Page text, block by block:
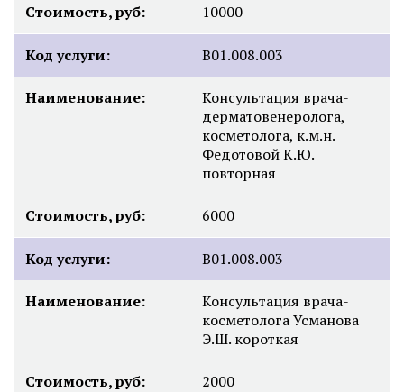
Стоимость, руб: 10000
Код услуги: B01.008.003
Наименование:
Консультация врача-
дерматовенеролога,
косметолога, к.м.н.
Федотовой К.Ю.
повторная
Стоимость, руб: 6000
Код услуги: B01.008.003
Наименование:
Консультация врача-
косметолога Усманова
Э.Ш. короткая
Стоимость, руб: 2000